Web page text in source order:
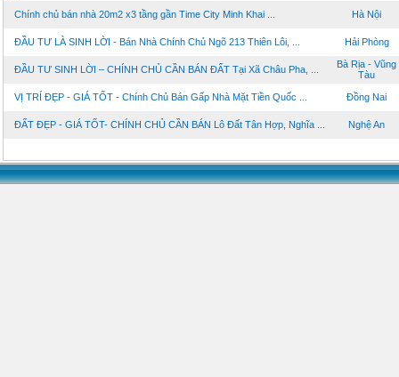
Chính chủ bán nhà 20m2 x3 tầng gần Time City Minh Khai ... Hà Nội
ĐẦU TƯ LÀ SINH LỜI - Bán Nhà Chính Chủ Ngõ 213 Thiên Lôi, ... Hải Phòng
ĐẦU TƯ SINH LỜI – CHÍNH CHỦ CẦN BÁN ĐẤT Tại Xã Châu Pha, ...
Bà Rịa - Vũng
Tàu
VỊ TRÍ ĐẸP - GIÁ TỐT - Chính Chủ Bán Gấp Nhà Mặt Tiền Quốc ... Đồng Nai
ĐẤT ĐẸP - GIÁ TỐT- CHÍNH CHỦ CẦN BÁN Lô Đất Tân Hợp, Nghĩa ... Nghệ An